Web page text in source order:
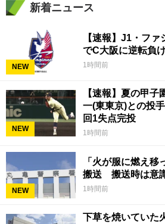
新着ニュース
NEW
【速報】J1・フ
でC大阪に逆転負
1時間前
NEW
【速報】夏の甲
一(東東京)との投
回1失点完投
1時間前
NEW
「火が服に燃え移
搬送 搬送時は意
1時間前
下草を焼いてい